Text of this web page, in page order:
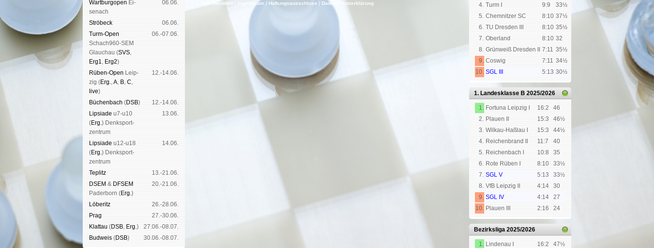
Wart­burg­open Ei­
se­nach
06.06.
Strö­beck
06.06.
Turm-Open
Schach960-SEM
Glau­chau (SVS,
Erg1, Erg2)
06.-07.06.
Rüben-Open Leip­
zig (Erg.,A, B, C,
live)
12.-14.06.
Büchen­bach (DSB)
12.-14.06.
Lipsiade u7-u10
(Erg.) Denk­sport­
zen­trum
13.06.
Lipsiade u12-u18
(Erg.) Denk­sport­
zen­trum
14.06.
Tep­litz
13.-21.06.
DSEM & DFSEM
Pader­born (Erg.)
20.-21.06.
Lö­be­ritz
26.-28.06.
Prag
27.-30.06.
Klat­tau (DSB, Erg.)
27.06.-08.07.
Bud­weis (DSB) 30.06.-08.07.
Spendenbrett
Impressum | Haf­tungs­aus­schluss | Daten­schutz­er­klä­rung
4. Turm I 9:9
33½
5. Chemnitzer SC 8:10 37½
6. TU Dresden III 8:10 35½
7. Oberland 8:10 32
8. Grünweiß Dresden II 7:11 35½
9. Coswig 7:11 34½
10. SGL III 5:13 30½
1. Landesklasse B 2025/2026
1. Fortuna Leipzig I 16:2
46
2. Plauen II 15:3
46½
3. Wilkau-Haßlau I 15:3
44½
4. Reichenbrand II 11:7
40
5. Reichenbach I 10:8
35
6. Rote Rüben I 8:10
33½
7. SGL V 5:13
33½
8. VfB Leipzig II 4:14
30
9. SGL IV 4:14
27
10. Plauen III 2:16 24
Bezirksliga 2025/2026
1. Lindenau I 16:2
47½